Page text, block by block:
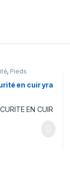
, Pieds
en cuir yra